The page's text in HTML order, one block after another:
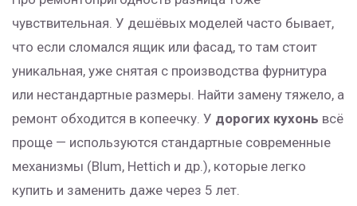
чувствительная. У дешёвых моделей часто бывает,
что если сломался ящик или фасад, то там стоит
уникальная, уже снятая с производства фурнитура
или нестандартные размеры. Найти замену тяжело, а
ремонт обходится в копеечку. У дорогих кухонь всё
проще — используются стандартные современные
механизмы (Blum, Hettich и др.), которые легко
купить и заменить даже через 5 лет.